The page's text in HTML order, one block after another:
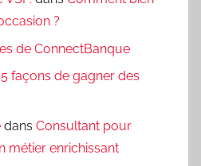
?
de ConnectBanque
5 façons de gagner des
dans Consultant pour
métier enrichissant